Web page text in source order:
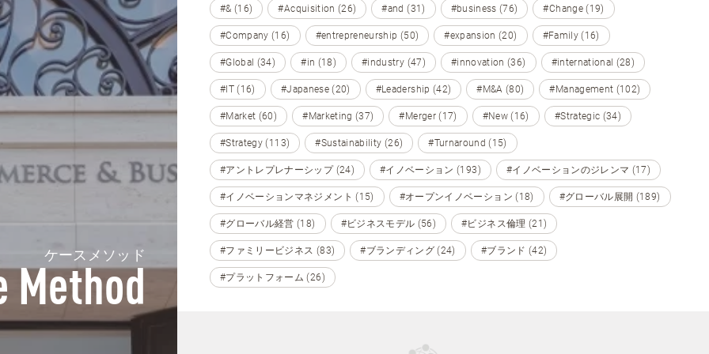
ケースメソッド
Method
#& (16) #Acquisition (26) #and (31) #business (76) #Change (19)
#Company (16) #entrepreneurship (50) #expansion (20) #Family (16)
#Global (34) #in (18) #industry (47) #innovation (36) #international (28)
#IT (16) #Japanese (20) #Leadership (42) #M&A (80) #Management (102)
#Market (60) #Marketing (37) #Merger (17) #New (16) #Strategic (34)
#Strategy (113) #Sustainability (26) #Turnaround (15)
#アントレプレナーシップ (24) #イノベーション (193) #イノベーションのジレンマ (17)
#イノベーションマネジメント (15) #オープンイノベーション (18) #グローバル展開 (189)
#グローバル経営 (18) #ビジネスモデル (56) #ビジネス倫理 (21)
#ファミリービジネス (83) #ブランディング (24) #ブランド (42)
#プラットフォーム (26)